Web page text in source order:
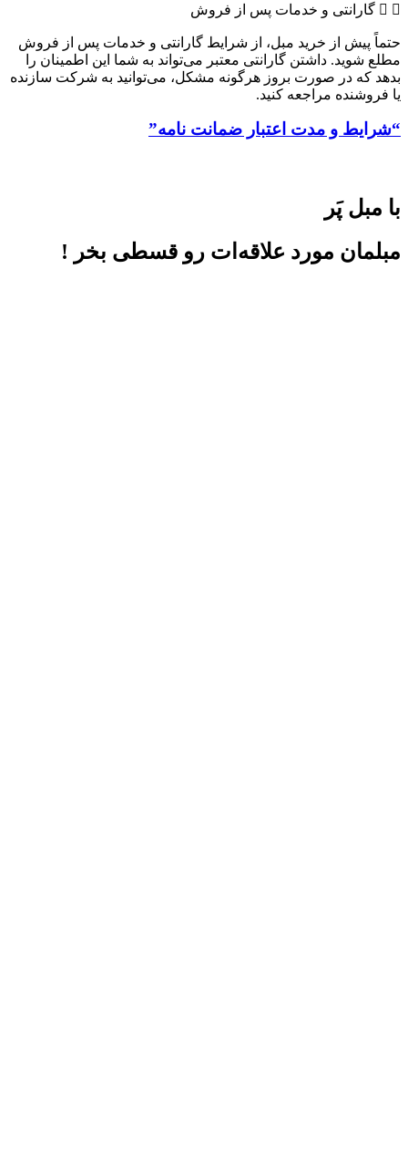
گارانتی و خدمات پس از فروش
حتماً پیش از خرید مبل، از شرایط گارانتی و خدمات پس از فروش
مطلع شوید. داشتن گارانتی معتبر می‌تواند به شما این اطمینان را
بدهد که در صورت بروز هرگونه مشکل، می‌توانید به شرکت سازنده
یا فروشنده مراجعه کنید.
“شرایط و مدت اعتبار ضمانت نامه”
با مبل پَر
مبلمان مورد علاقه‌ات رو قسطی بخر !